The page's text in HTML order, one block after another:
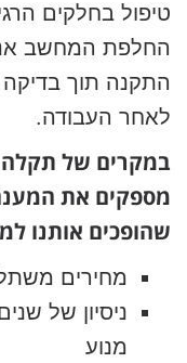
טיפול בחלקים
החלפת המחשב
התקנה תוך
לאחר העבודה.
מספקים את
שהופכים אותנו
מחירים
ניסיון של
מנוע